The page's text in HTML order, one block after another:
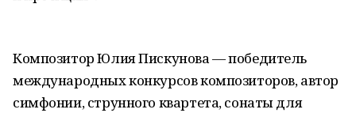
Композитор Юлия Пискунова — победитель
международных конкурсов композиторов, автор
симфонии, струнного квартета, сонаты для